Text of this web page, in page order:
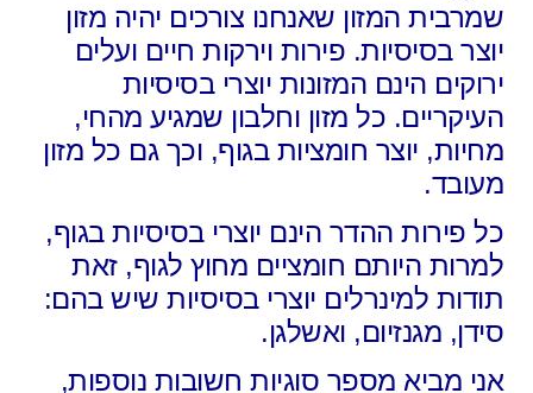
שמרבית המזון שאנחנו צורכים יהיה מזון
יוצר בסיסיות. פירות וירקות חיים ועלים
ירוקים הינם המזונות יוצרי בסיסיות
העיקריים. כל מזון וחלבון שמגיע מהחי,
מחיות, יוצר חומציות בגוף, וכך גם כל מזון
מעובד.
כל פירות ההדר הינם יוצרי בסיסיות בגוף,
למרות היותם חומציים מחוץ לגוף, זאת
תודות למינרלים יוצרי בסיסיות שיש בהם:
סידן, מגנזיום, ואשלגן.
אני מביא מספר סוגיות חשובות נוספות,